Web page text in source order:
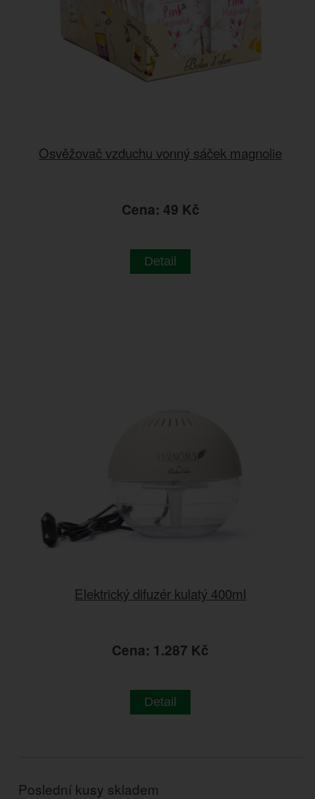
Osvěžovač vzduchu vonný sáček magnolie
Cena: 49 Kč
Detail
Elektrický difuzér kulatý 400ml
Cena: 1.287 Kč
Detail
Poslední kusy skladem